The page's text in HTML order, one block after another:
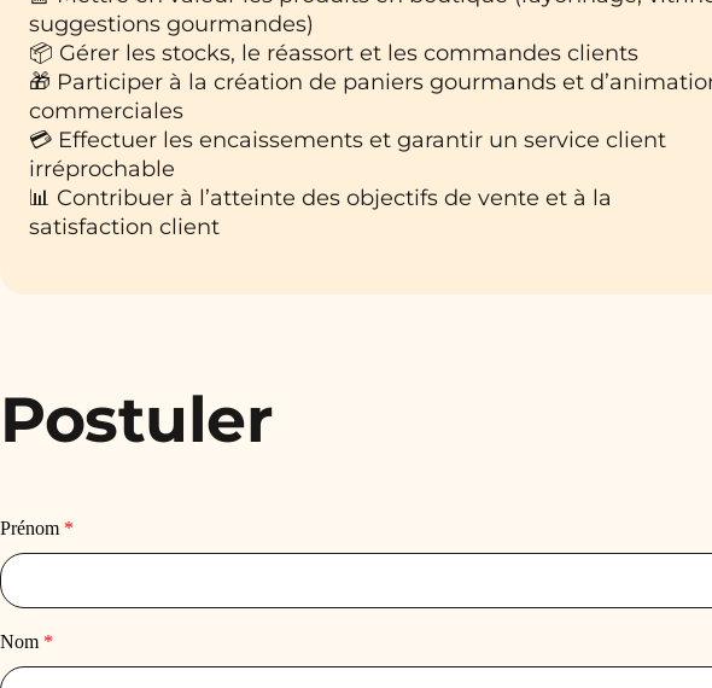
suggestions gourmandes)
📦 Gérer les stocks, le réassort et les commandes clients
🎁 Participer à la création de paniers gourmands et
commerciales
💳 Effectuer les encaissements et garantir un service client
irréprochable
📊 Contribuer à l’atteinte des objectifs de vente et à la
satisfaction client
Postuler